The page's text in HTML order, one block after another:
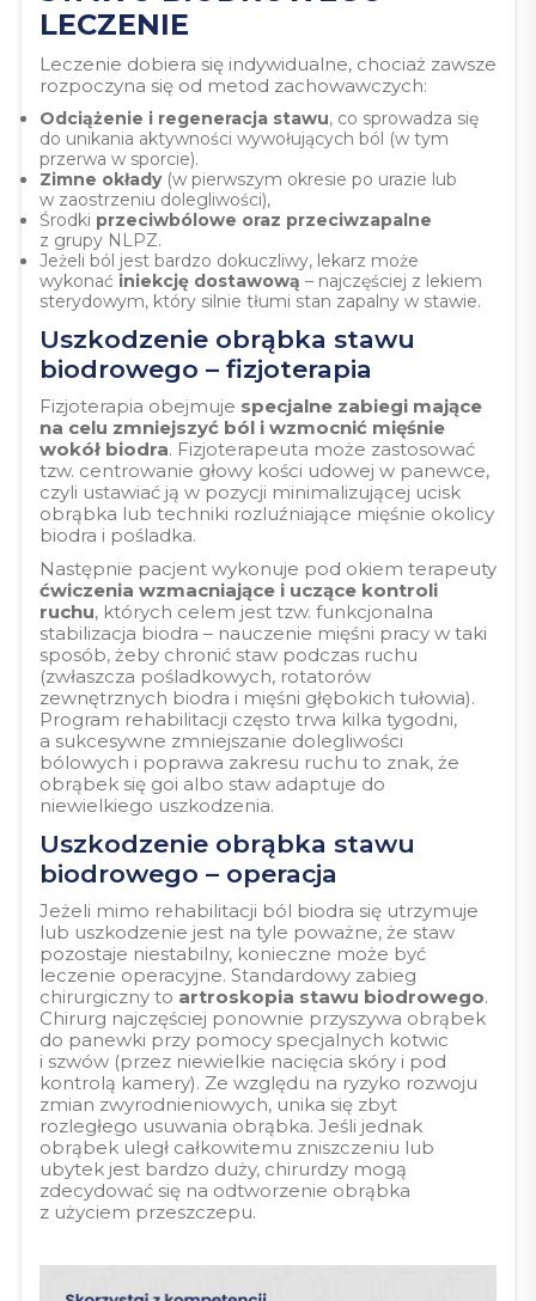
LECZENIE
Leczenie dobiera się indywidualne, chociaż zawsze
rozpoczyna się od metod zachowawczych:
Odciążenie i regeneracja stawu, co sprowadza się
do unikania aktywności wywołujących ból (w tym
przerwa w sporcie).
Zimne okłady(w pierwszym okresie po urazie lub
w zaostrzeniu dolegliwości),
Środki przeciwbólowe oraz przeciwzapalne
z grupy NLPZ.
Jeżeli ból jest bardzo dokuczliwy, lekarz może
wykonać iniekcję dostawową – najczęściej z lekiem
sterydowym, który silnie tłumi stan zapalny w stawie.
Uszkodzenie obrąbka stawu
biodrowego – fizjoterapia
Fizjoterapia obejmuje specjalne zabiegi mające
na celu zmniejszyć ból i wzmocnić mięśnie
wokół biodra. Fizjoterapeuta może zastosować
tzw. centrowanie głowy kości udowej w panewce,
czyli ustawiać ją w pozycji minimalizującej ucisk
obrąbka lub techniki rozluźniające mięśnie okolicy
biodra i pośladka.
Następnie pacjent wykonuje pod okiem terapeuty
ćwiczenia wzmacniające i uczące kontroli
ruchu, których celem jest tzw. funkcjonalna
stabilizacja biodra – nauczenie mięśni pracy w taki
sposób, żeby chronić staw podczas ruchu
(zwłaszcza pośladkowych, rotatorów
zewnętrznych biodra i mięśni głębokich tułowia).
Program rehabilitacji często trwa kilka tygodni,
a sukcesywne zmniejszanie dolegliwości
bólowych i poprawa zakresu ruchu to znak, że
obrąbek się goi albo staw adaptuje do
niewielkiego uszkodzenia.
Uszkodzenie obrąbka stawu
biodrowego – operacja
Jeżeli mimo rehabilitacji ból biodra się utrzymuje
lub uszkodzenie jest na tyle poważne, że staw
pozostaje niestabilny, konieczne może być
leczenie operacyjne. Standardowy zabieg
chirurgiczny to artroskopia stawu biodrowego.
Chirurg najczęściej ponownie przyszywa obrąbek
do panewki przy pomocy specjalnych kotwic
i szwów (przez niewielkie nacięcia skóry i pod
kontrolą kamery). Ze względu na ryzyko rozwoju
zmian zwyrodnieniowych, unika się zbyt
rozległego usuwania obrąbka. Jeśli jednak
obrąbek uległ całkowitemu zniszczeniu lub
ubytek jest bardzo duży, chirurdzy mogą
zdecydować się na odtworzenie obrąbka
z użyciem przeszczepu.